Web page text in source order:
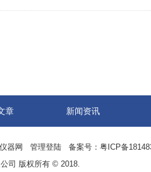
章 新闻资讯
器网 管理登陆备案号： 粤ICP备
司 版权所有 © 2018.